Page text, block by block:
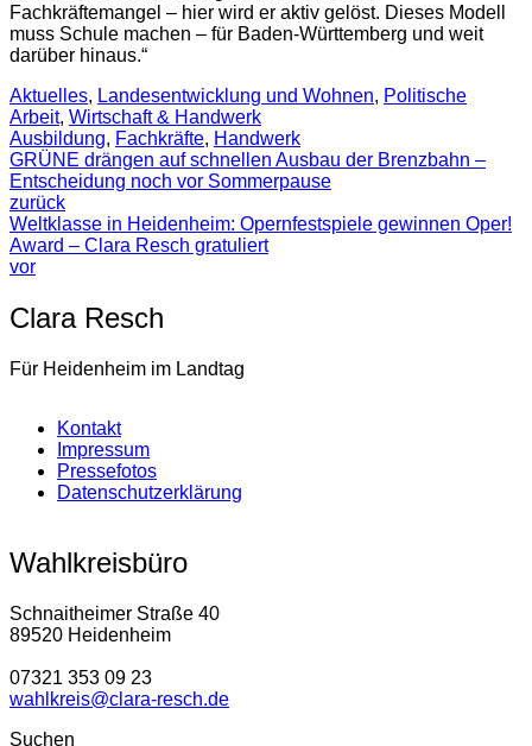
Fachkräftemangel – hier wird er aktiv gelöst. Dieses Modell
muss Schule machen – für Baden-Württemberg und weit
darüber hinaus.“
Aktuelles, Landesentwicklung und Wohnen, Politische
Arbeit, Wirtschaft & Handwerk
Ausbildung, Fachkräfte, Handwerk
GRÜNE drängen auf schnellen Ausbau der Brenzbahn –
Entscheidung noch vor Sommerpause
zurück
Weltklasse in Heidenheim: Opernfestspiele gewinnen Oper!
Award – Clara Resch gratuliert
vor
Clara Resch
Für Heidenheim im Landtag
Kontakt
Impressum
Pressefotos
Datenschutzerklärung
Wahlkreisbüro
Schnaitheimer Straße 40
89520 Heidenheim
07321 353 09 23
wahlkreis@clara-resch.de
Suchen